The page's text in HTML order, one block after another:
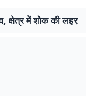
क्षेत्र में शोक की लहर